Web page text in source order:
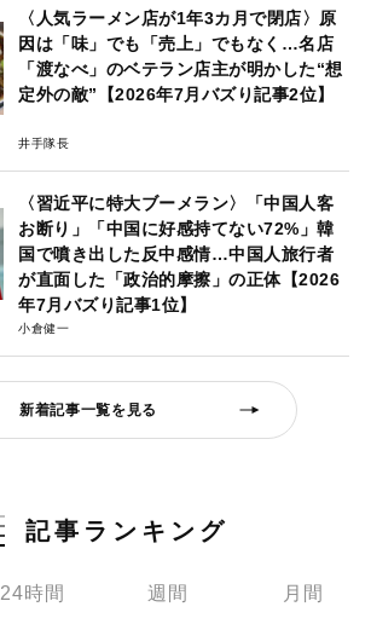
〈人気ラーメン店が1年3カ月で閉店〉原
因は「味」でも「売上」でもなく…名店
「渡なべ」のベテラン店主が明かした“想
定外の敵”【2026年7月バズり記事2位】
井手隊長
〈習近平に特大ブーメラン〉「中国人客
お断り」「中国に好感持てない72%」韓
国で噴き出した反中感情…中国人旅行者
が直面した「政治的摩擦」の正体【2026
年7月バズり記事1位】
小倉健一
新着記事一覧を見る
記事ランキング
24時間 週間 月間